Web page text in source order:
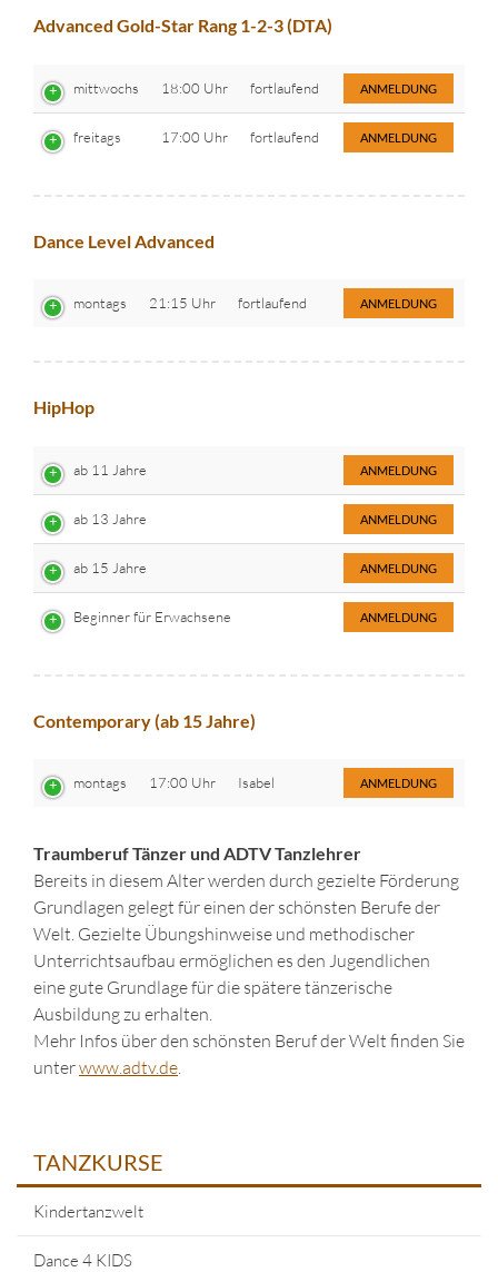
Advanced Gold-Star Rang 1-2-3 (DTA)
mittwochs 18:00 Uhr fortlaufend ANMELDUNG
freitags 17:00 Uhr fortlaufend ANMELDUNG
Dance Level Advanced
montags 21:15 Uhr fortlaufend ANMELDUNG
HipHop
ab 11 Jahre ANMELDUNG
ab 13 Jahre ANMELDUNG
ab 15 Jahre ANMELDUNG
Beginner für Erwachsene ANMELDUNG
Contemporary (ab 15 Jahre)
montags 17:00 Uhr Isabel ANMELDUNG
Traumberuf Tänzer und ADTV Tanzlehrer
Bereits in diesem Alter werden durch gezielte Förderung
Grundlagen gelegt für einen der schönsten Berufe der
Welt. Gezielte Übungshinweise und methodischer
Unterrichtsaufbau ermöglichen es den Jugendlichen
eine gute Grundlage für die spätere tänzerische
Ausbildung zu erhalten.
Mehr Infos über den schönsten Beruf der Welt finden Sie
unterwww.adtv.de
TANZKURSE
Kindertanzwelt
Dance 4 KIDS